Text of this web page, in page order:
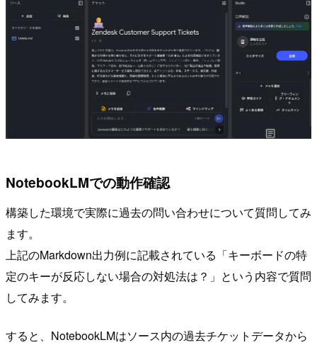
NotebookLMでの動作確認
構築した環境で実際に過去の問い合わせについて質問してみ
ます。
上記のMarkdown出力例に記載されている「キーボードの特
定のキーが反応しない場合の対処法は？」という内容で質問
してみます。
すると、NotebookLMはソース内の過去チケットデータから